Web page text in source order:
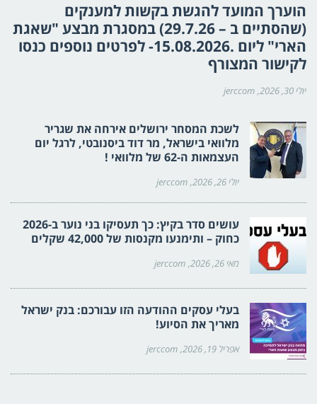
הוערך המועד להגשת בקשות למענקים
(שהסתיים ב – 29.7.26) במסגרת מבצע "שאגת
הארי" ליום .15.08.2026- לפרטים נוספים כנסו
לקישור המצורף
יולי 30, 2026 jerccom
לשכת המסחר ירושלים אירחה את שגריר
מלוואי בישראל, מר דוד ביסנובטי, לרגל יום
העצמאות ה-62 של מלוואי !
יולי 26, 2026 jerccom
עושים סדר בקיץ: כך תעסיקו בני נוער ב-2026
כחוק – ותימנעו מקנסות של 42,000 שקלים
מאי 26, 2026 jerccom
בעלי עסקים ההודעה הזו עבורכם: בנק ישראל
מאריך את הסיוע!
אפריל 19, 2026 jerccom